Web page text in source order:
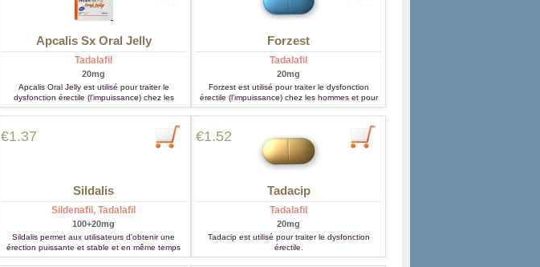
Apcalis Sx Oral Jelly
Tadalafil
20mg
Apcalis Oral Jelly est utilisé pour traiter le
dysfonction érectile (l'impuissance) chez les
hommes et pour le traitement d'hypertension
artérielle pulmonaire.
Forzest
Tadalafil
20mg
Forzest est utilisé pour traiter le dysfonction
érectile (l'impuissance) chez les hommes et pour
le traitement d'hypertension artérielle pulmonaire.
€1.37
Sildalis
Sildenafil, Tadalafil
100+20mg
Sildalis permet aux utilisateurs d'obtenir une
érection puissante et stable et en même temps
prolonge l'acte sexuel.
€1.52
Tadacip
Tadalafil
20mg
Tadacip est utilisé pour traiter le dysfonction
érectile.